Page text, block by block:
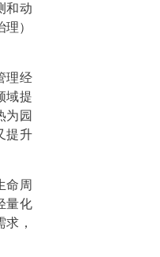
和动
）
理经
域提
为园
提升
命周
量化
，